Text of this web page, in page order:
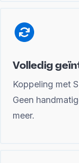
Volledig
Koppeling met
Geen
meer.